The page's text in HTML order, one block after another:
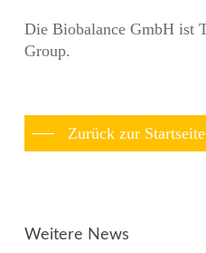
Die Biobalance GmbH ist
Group.
Zurück zur Startseite
Weitere News